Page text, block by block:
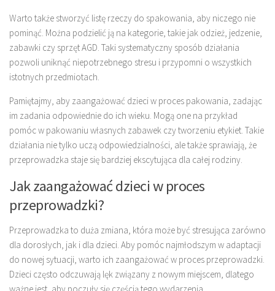
Warto także stworzyć listę rzeczy do spakowania, aby niczego nie
pominąć. Można podzielić ją na kategorie, takie jak odzież, jedzenie,
zabawki czy sprzęt AGD. Taki systematyczny sposób działania
pozwoli uniknąć niepotrzebnego stresu i przypomni o wszystkich
istotnych przedmiotach.
Pamiętajmy, aby zaangażować dzieci w proces pakowania, zadając
im zadania odpowiednie do ich wieku. Mogą one na przykład
pomóc w pakowaniu własnych zabawek czy tworzeniu etykiet. Takie
działania nie tylko uczą odpowiedzialności, ale także sprawiają, że
przeprowadzka staje się bardziej ekscytująca dla całej rodziny.
Jak zaangażować dzieci w proces
przeprowadzki?
Przeprowadzka to duża zmiana, która może być stresująca zarówno
dla dorosłych, jak i dla dzieci. Aby pomóc najmłodszym w adaptacji
do nowej sytuacji, warto ich zaangażować w proces przeprowadzki.
Dzieci często odczuwają lęk związany z nowym miejscem, dlatego
ważne jest, aby poczuły się częścią tego wydarzenia.